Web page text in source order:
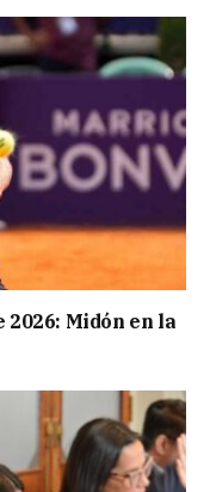
2026: Midón en la